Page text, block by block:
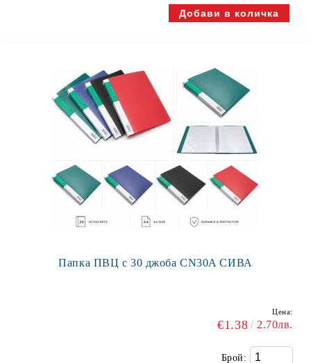
Папка ПВЦ с 30 джоба CN30A СИВА
Цена:
€1.38 2.70лв.
Брой: